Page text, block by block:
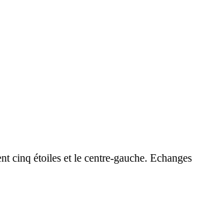
cinq étoiles et le centre-gauche. Echanges